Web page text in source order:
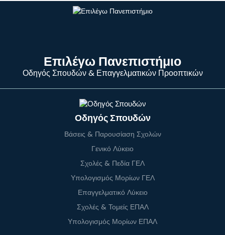
Επιλέγω Πανεπιστήμιο
Οδηγός Σπουδών & Επαγγελματικών Προοπτικών
Οδηγός Σπουδών
Βάσεις & Παρουσίαση Σχολών
Γενικό Λύκειο
Σχολές & Πεδία ΓΕΛ
Υπολογισμός Μορίων ΓΕΛ
Επαγγελματικό Λύκειο
Σχολές & Τομείς ΕΠΑΛ
Υπολογισμός Μορίων ΕΠΑΛ